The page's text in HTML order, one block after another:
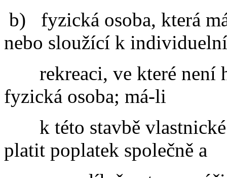
b)
fyzická osoba, která
nebo sloužící k individuelní
rekreaci, ve které není
fyzická osoba; má-li
k této stavbě
platit poplatek společně a